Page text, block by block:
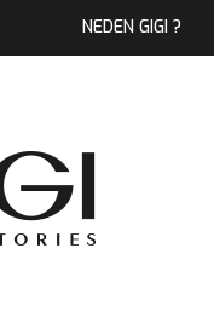
NEDEN GIGI ?